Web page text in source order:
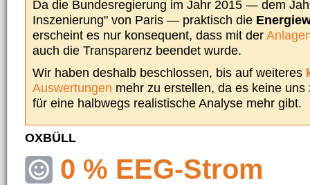
Da die Bundesregierung im Jahr 2015 — dem
Inszenierung" von Paris — praktisch die
erscheint es nur konsequent, dass mit der
auch die Transparenz beendet wurde.
Wir haben deshalb beschlossen, bis auf weiteres
Auswertungen mehr zu erstellen, da es keine
für eine halbwegs realistische Analyse mehr gibt.
OXBÜLL
0 % EEG-Strom